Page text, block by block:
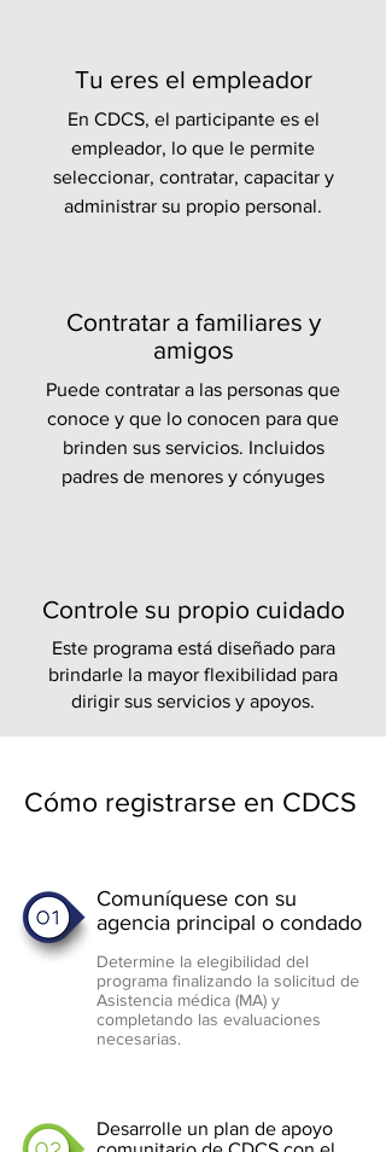
Tu eres el empleador
En CDCS, el participante es el
empleador, lo que le permite
seleccionar, contratar, capacitar y
administrar su propio personal.
Contratar a familiares y
amigos
Puede contratar a las personas que
conoce y que lo conocen para que
brinden sus servicios. Incluidos
padres de menores y cónyuges
Controle su propio cuidado
Este programa está diseñado para
brindarle la mayor flexibilidad para
dirigir sus servicios y apoyos.
Cómo registrarse en CDCS
Comuníquese con su
agencia principal o condado
Determine la elegibilidad del
programa finalizando la solicitud de
Asistencia médica (MA) y
completando las evaluaciones
necesarias.
Desarrolle un plan de apoyo